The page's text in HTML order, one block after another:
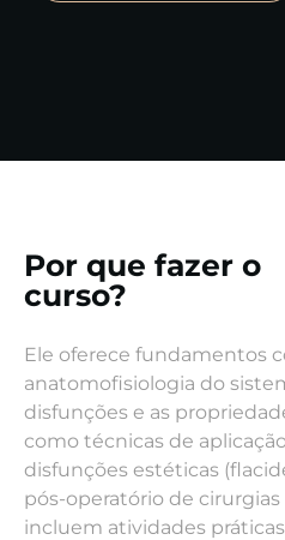
Por que fazer o
curso?
Ele oferece fundamentos
anatomofisiologia do
disfunções e as
como técnicas de
disfunções estéticas
pós-operatório de cirurgias
incluem atividades